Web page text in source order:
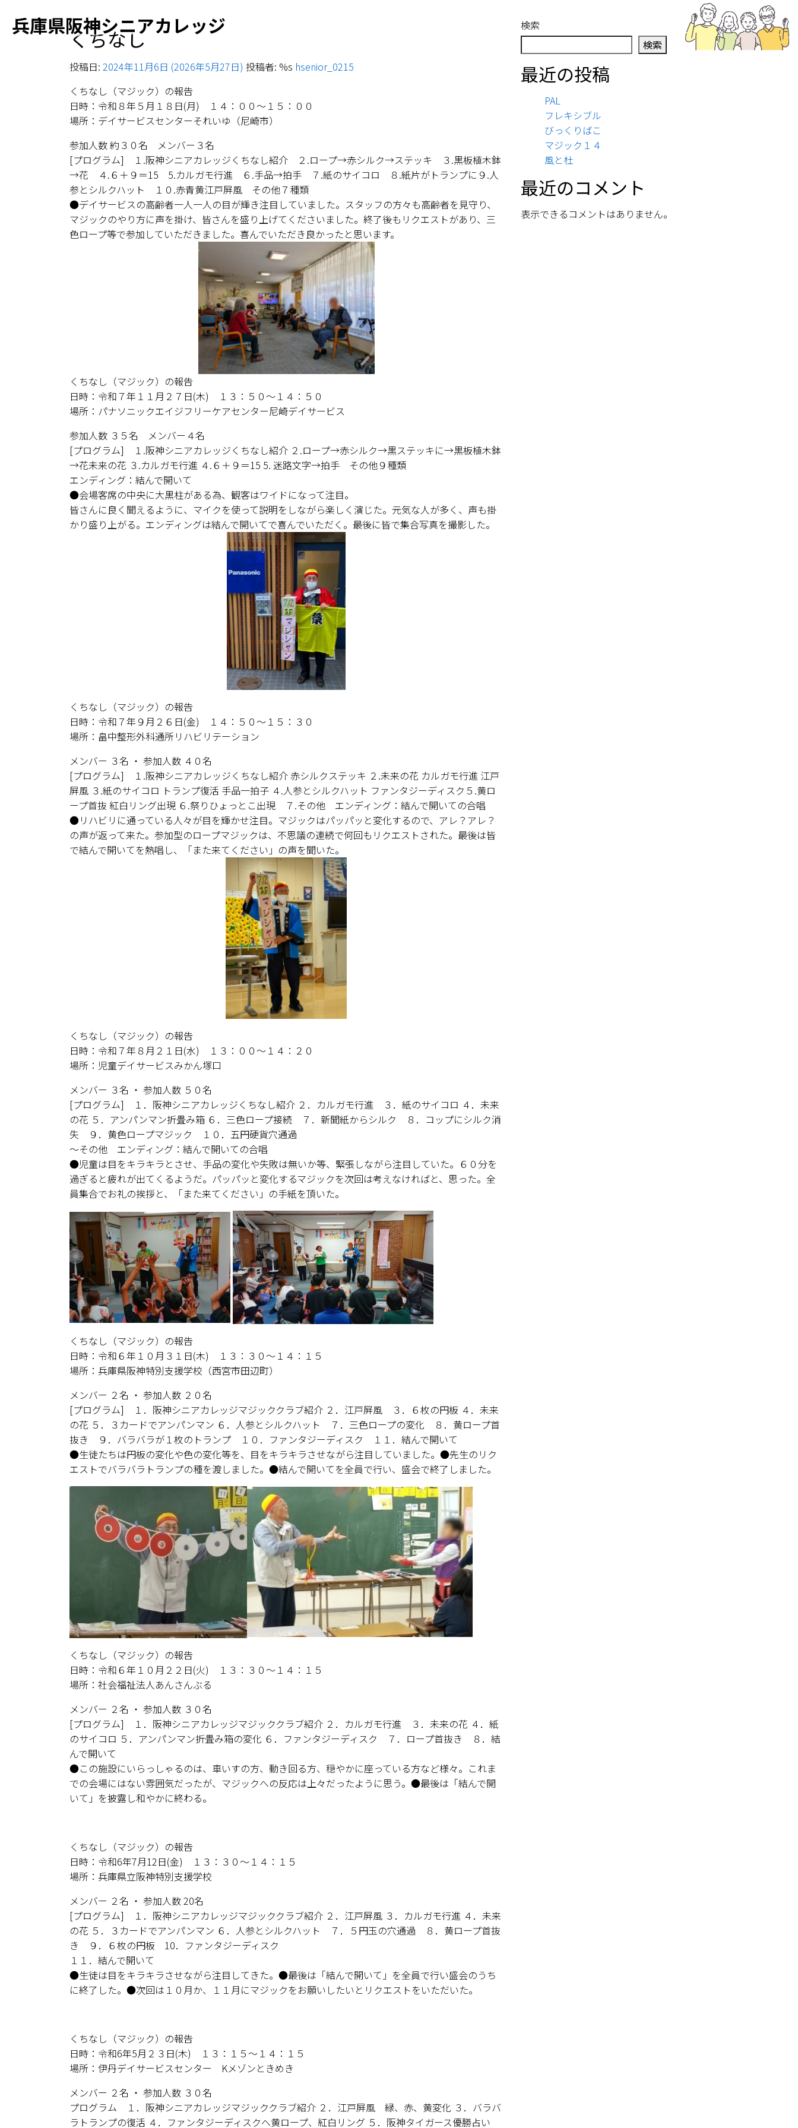
兵庫県阪神シニアカレッジ
くちなし
投稿日: 2024年11月6日 (2026年5月27日) 投稿者: %s hsenior_0215
くちなし（マジック）の報告
日時：令和８年５月１８日(月) １４：００～１５：００
場所：デイサービスセンターそれいゆ（尼崎市）
参加人数 約３０名 メンバー３名
[プログラム] １.阪神シニアカレッジくちなし紹介 ２.ロープ→赤シルク→ステッキ ３.黒板植木鉢
→花 ４.６＋９＝15 5.カルガモ行進 ６.手品→拍手 ７.紙のサイコロ ８.紙片がトランプに９.人
参とシルクハット １０.赤青黄江戸屏風 その他７種類
●デイサービスの高齢者一人一人の目が輝き注目していました。スタッフの方々も高齢者を見守り、
マジックのやり方に声を掛け、皆さんを盛り上げてくださいました。終了後もリクエストがあり、三
色ロープ等で参加していただきました。喜んでいただき良かったと思います。
くちなし（マジック）の報告
日時：令和７年１１月２７日(木) １３：５０～１４：５０
場所：パナソニックエイジフリーケアセンター尼崎デイサービス
参加人数 ３５名 メンバー４名
[プログラム] １.阪神シニアカレッジくちなし紹介 ２.ロープ→赤シルク→黒ステッキに→黒板植木鉢
→花未来の花 ３.カルガモ行進 ４.６＋９＝15 5. 迷路文字→拍手 その他９種類
エンディング：結んで開いて
●会場客席の中央に大黒柱がある為、観客はワイドになって注目。
皆さんに良く聞えるように、マイクを使って説明をしながら楽しく演じた。元気な人が多く、声も掛
かり盛り上がる。エンディングは結んで開いてで喜んでいただく。最後に皆で集合写真を撮影した。
くちなし（マジック）の報告
日時：令和７年９月２６日(金) １４：５０～１５：３０
場所：畠中整形外科通所リハビリテーション
メンバー ３名 ・ 参加人数 ４０名
[プログラム] １.阪神シニアカレッジくちなし紹介 赤シルクステッキ ２.未来の花 カルガモ行進 江戸
屏風 ３.紙のサイコロ トランプ復活 手品一拍子 ４.人参とシルクハット ファンタジーディスク５.黄ロ
ープ首抜 紅白リング出現 ６.祭りひょっとこ出現 ７.その他 エンディング：結んで開いての合唱
●リハビリに通っている人々が目を輝かせ注目。マジックはパッパッと変化するので、アレ？アレ？
の声が返って来た。参加型のロープマジックは、不思議の連続で何回もリクエストされた。最後は皆
で結んで開いてを熱唱し、「また来てください」の声を聞いた。
くちなし（マジック）の報告
日時：令和７年８月２１日(水) １３：００～１４：２０
場所：児童デイサービスみかん塚口
メンバー ３名 ・ 参加人数 ５０名
[プログラム] １．阪神シニアカレッジくちなし紹介 ２．カルガモ行進 ３．紙のサイコロ ４．未来
の花 ５．アンパンマン折畳み箱 ６．三色ロープ接続 ７．新聞紙からシルク ８．コップにシルク消
失 ９．黄色ロープマジック １０．五円硬貨穴通過
～その他 エンディング：結んで開いての合唱
●児童は目をキラキラとさせ、手品の変化や失敗は無いか等、緊張しながら注目していた。６０分を
過ぎると疲れが出てくるようだ。パッパッと変化するマジックを次回は考えなければと、思った。全
員集合でお礼の挨拶と、「また来てください」の手紙を頂いた。
くちなし（マジック）の報告
日時：令和６年１０月３１日(木) １３：３０～１４：１５
場所：兵庫県阪神特別支援学校（西宮市田辺町）
メンバー ２名 ・ 参加人数 ２０名
[プログラム] １．阪神シニアカレッジマジッククラブ紹介 ２．江戸屏風 ３．６枚の円板 ４．未来
の花 ５．３カードでアンパンマン ６．人参とシルクハット ７．三色ロープの変化 ８．黄ロープ首
抜き ９．バラバラが１枚のトランプ １０．ファンタジーディスク １１．結んで開いて
●生徒たちは円板の変化や色の変化等を、目をキラキラさせながら注目していました。●先生のリク
エストでバラバラトランプの種を渡しました。●結んで開いてを全員で行い、盛会で終了しました。
くちなし（マジック）の報告
日時：令和６年１０月２２日(火) １３：３０～１４：１５
場所：社会福祉法人あんさんぶる
メンバー ２名 ・ 参加人数 ３０名
[プログラム] １．阪神シニアカレッジマジッククラブ紹介 ２．カルガモ行進 ３．未来の花 ４．紙
のサイコロ ５．アンパンマン折畳み箱の変化 ６．ファンタジーディスク ７．ロープ首抜き ８．結
んで開いて
●この施設にいらっしゃるのは、車いすの方、動き回る方、穏やかに座っている方など様々。これま
での会場にはない雰囲気だったが、マジックへの反応は上々だったように思う。●最後は「結んで開
いて」を披露し和やかに終わる。
くちなし（マジック）の報告
日時：令和6年7月12日(金) １３：３０～１４：１５
場所：兵庫県立阪神特別支援学校
メンバー ２名 ・ 参加人数 20名
[プログラム] １．阪神シニアカレッジマジッククラブ紹介 ２．江戸屏風 ３．カルガモ行進 ４．未来
の花 ５．３カードでアンパンマン ６．人参とシルクハット ７．５円玉の穴通過 ８．黄ロープ首抜
き ９．６枚の円板 10．ファンタジーディスク
１１．結んで開いて
●生徒は目をキラキラさせながら注目してきた。●最後は「結んで開いて」を全員で行い盛会のうち
に終了した。●次回は１０月か、１１月にマジックをお願いしたいとリクエストをいただいた。
くちなし（マジック）の報告
日時：令和6年5月２３日(木) １３：１５～１４：１５
場所：伊丹デイサービスセンター Kメゾンときめき
メンバー ２名 ・ 参加人数 ３０名
プログラム １．阪神シニアカレッジマジッククラブ紹介 ２．江戸屏風 緑、赤、黄変化 ３．バラバ
ラトランプの復活 ４．ファンタジーディスクへ黄ロープ、紅白リング ５．阪神タイガース優勝占い
検索
検索
最近の投稿
PAL
フレキシブル
びっくりばこ
マジック１４
風と杜
最近のコメント
表示できるコメントはありません。